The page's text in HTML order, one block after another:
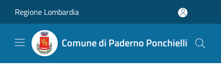
Regione Lombardia
Comune di Paderno Ponchielli